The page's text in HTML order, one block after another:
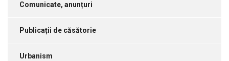
Comunicate, anunțuri
Publicații de căsătorie
Urbanism